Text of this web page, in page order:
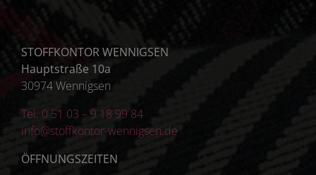
STOFFKONTOR WENNIGSEN
Hauptstraße 10a
30974 Wennigsen
Tel. 0 51 03 – 9 18 99 84
info@stoffkontor-wennigsen.de
ÖFFNUNGSZEITEN